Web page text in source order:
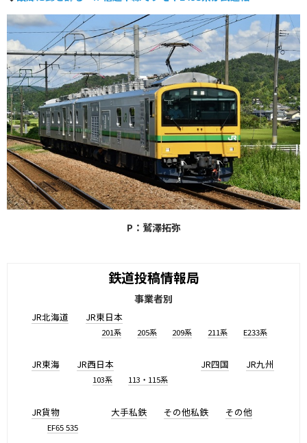
P：鷲澤拓弥
鉄道投稿情報局
事業者別
JR北海道 JR東日本
201系 205系 209系 211系 E233系
JR東海 JR西日本
103系 113・115系
JR四国 JR九州
JR貨物
EF65 535
大手私鉄 その他私鉄 その他